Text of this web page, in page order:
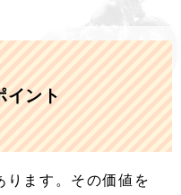
イント
ります。その価値を